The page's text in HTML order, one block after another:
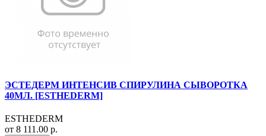
ЭСТЕДЕРМ ИНТЕНСИВ СПИРУЛИНА СЫВОРОТКА
40МЛ. [ESTHEDERM]
ESTHEDERM
от 8 111.00 р.